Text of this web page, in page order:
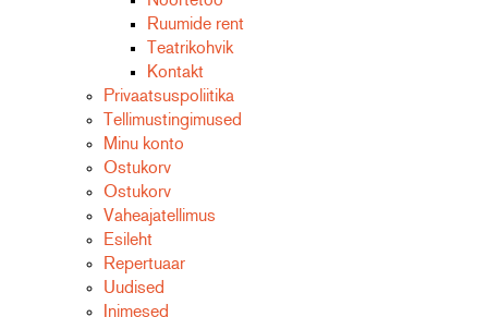
Ruumide rent
Teatrikohvik
Kontakt
Privaatsuspoliitika
Tellimustingimused
Minu konto
Ostukorv
Ostukorv
Vaheajatellimus
Esileht
Repertuaar
Uudised
Inimesed